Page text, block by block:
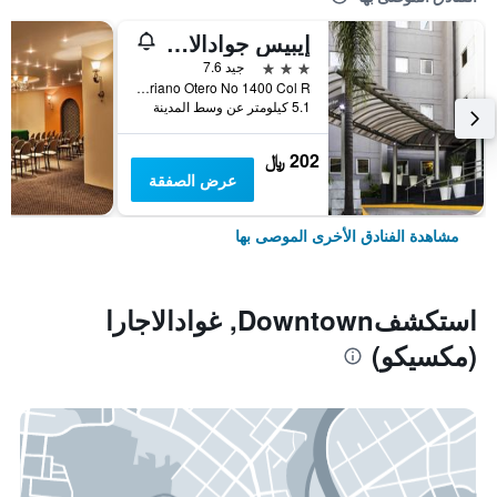
إيبيس جوادالاخارا إكسبو
3 نجوم
جيد 7.6
Av Mariano Otero No 1400 Col R, غوادالاجارا (مكسيكو), ولاية خاليسكو, المكسيك
5.1 كيلومتر عن وسط المدينة
202 ﷼
عرض الصفقة
مشاهدة الفنادق الأخرى الموصى بها
استكشفDowntown, غوادالاجارا
(مكسيكو)